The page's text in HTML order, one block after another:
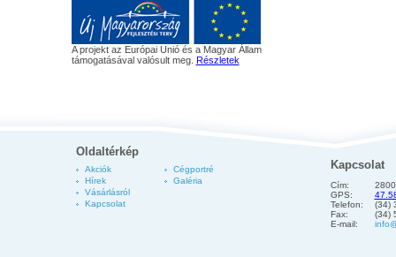
A projekt az Európai Unió és a Magyar Állam
támogatásával valósult meg. Részletek
Oldaltérkép
Akciók
Hírek
Vásárlásról
Kapcsolat
Cégportré
Galéria
Kapcsolat
Cím:
GPS:
Telefon:
(34)
Fax:
(34)
E-mail: